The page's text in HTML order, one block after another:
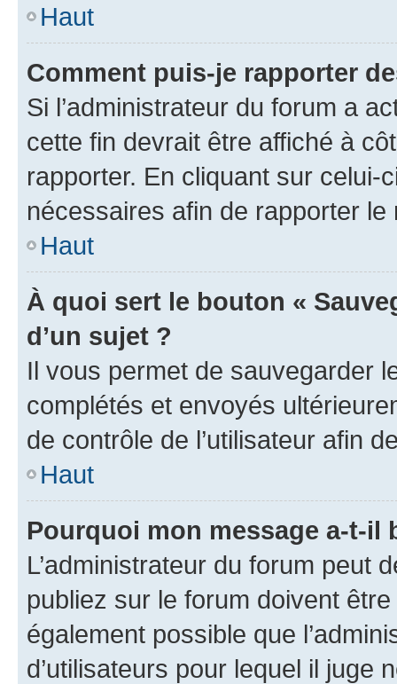
Haut
Comment puis-je rapporter
Si l’administrateur du forum a
cette fin devrait être affiché à
rapporter. En cliquant sur
nécessaires afin de rapporter le
Haut
À quoi sert le bouton «
d’un sujet ?
Il vous permet de sauvegarder
complétés et envoyés
de contrôle de l’utilisateur afin
Haut
Pourquoi mon message a-t-il
L’administrateur du forum peut
publiez sur le forum doivent
également possible que
d’utilisateurs pour lequel il juge